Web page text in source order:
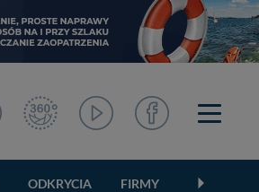
ODKRYCIA FIRMY